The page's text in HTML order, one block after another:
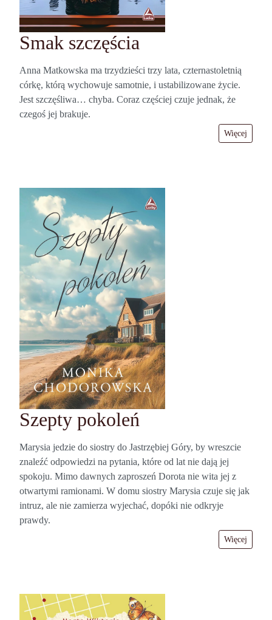
Smak szczęścia
Anna Matkowska ma trzydzieści trzy lata, czternastoletnią
córkę, którą wychowuje samotnie, i ustabilizowane życie.
Jest szczęśliwa… chyba. Coraz częściej czuje jednak, że
czegoś jej brakuje.
Więcej
Szepty pokoleń
Marysia jedzie do siostry do Jastrzębiej Góry, by wreszcie
znaleźć odpowiedzi na pytania, które od lat nie dają jej
spokoju. Mimo dawnych zaproszeń Dorota nie wita jej z
otwartymi ramionami. W domu siostry Marysia czuje się jak
intruz, ale nie zamierza wyjechać, dopóki nie odkryje
prawdy.
Więcej